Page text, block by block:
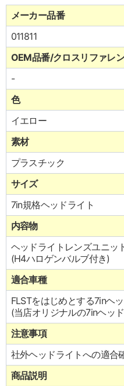
メーカー品番
011811
OEM品番/クロスリファレ
-
色
イエロー
素材
プラスチック
サイズ
7in規格ヘッドライト
内容物
ヘッドライトレンズユニッ
(H4ハロゲンバルブ付き)
適合車種
FLSTをはじめとする7inヘ
(当店オリジナルの7inヘッ
注意事項
社外ヘッドライトへの適合
商品説明